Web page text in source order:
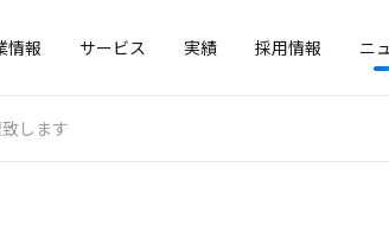
情報 サービス 実績 採用情報 ニ
します